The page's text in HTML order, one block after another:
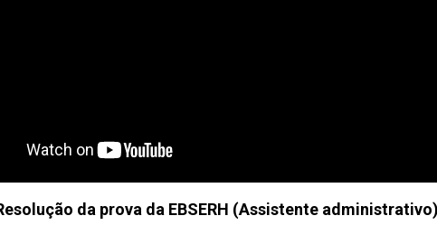
da prova da EBSERH (Assistente administrativo)